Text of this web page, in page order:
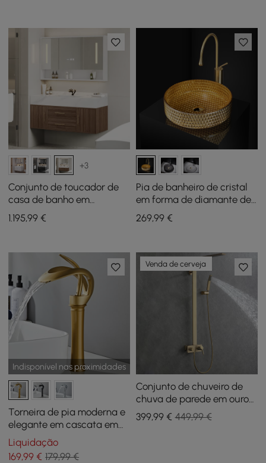
+3
Conjunto de toucador de
casa de banho em
nogueira de 100cm e
armário com espelho LED
1.195,99 €
Pia de banheiro de cristal
em forma de diamante de
380 mm, ouro de luxo
moderno
269,99€
Indisponível nas proximidades
Torneira de pia moderna e
elegante em cascata em
latão sólido de alça única
em ouro
Liquidação
169,99 € 179,99 €
Venda de cerveja
Conjunto de chuveiro de
chuva de parede em ouro
escovado exposto com
chuveiro de mão
399,99€ 449,99 €